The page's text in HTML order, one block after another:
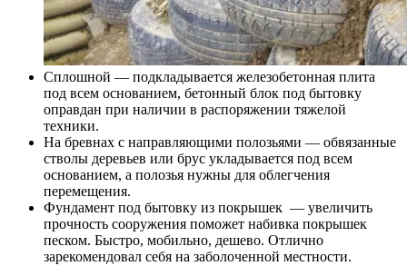
Сплошной — подкладывается железобетонная плита
под всем основанием, бетонный блок под бытовку
оправдан при наличии в распоряжении тяжелой
техники.
На бревнах с направляющими полозьями — обвязанные
стволы деревьев или брус укладывается под всем
основанием, а полозья нужны для облегчения
перемещения.
Фундамент под бытовку из покрышек — увеличить
прочность сооружения поможет набивка покрышек
песком. Быстро, мобильно, дешево. Отлично
зарекомендовал себя на заболоченной местности.